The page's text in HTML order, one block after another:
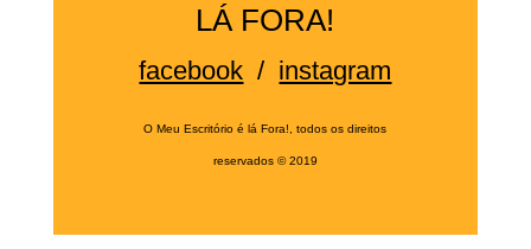
LÁ FORA!
facebook / instagram
O Meu Escritório é lá Fora!, todos os direitos
reservados ©2019